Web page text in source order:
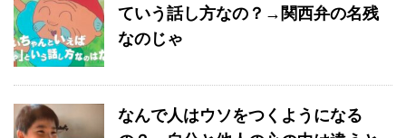
ていう話し方なの？→関西弁の名残
なのじゃ
なんで人はウソをつくようになる